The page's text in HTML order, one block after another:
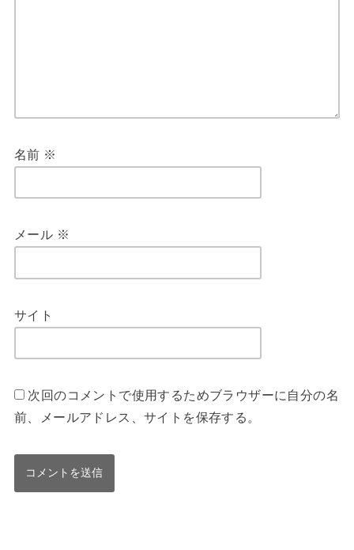
名前 ※
メール ※
サイト
次回のコメントで使用するためブラウザーに自分の名
前、メールアドレス、サイトを保存する。